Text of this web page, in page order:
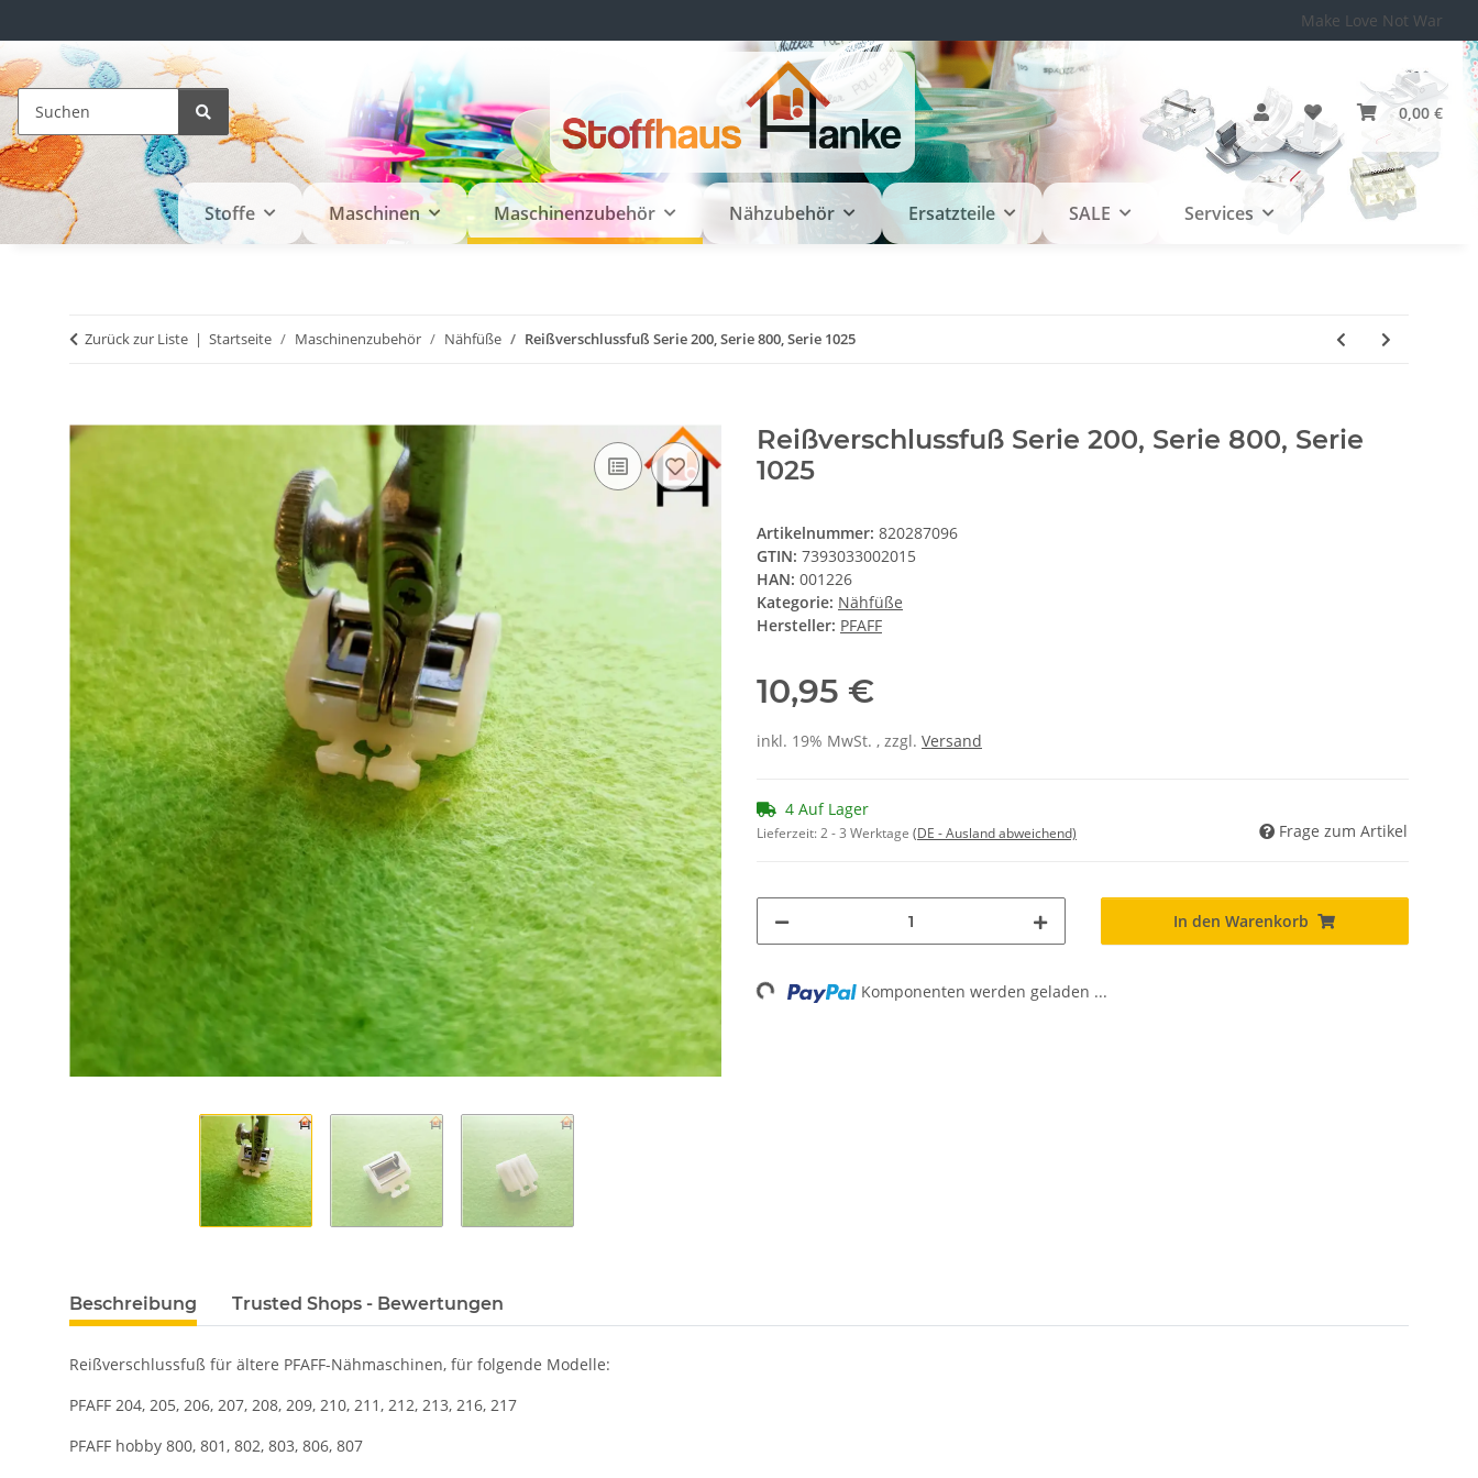
Make Love Not War
0,00 €
Stoffe Maschinen Maschinenzubehör Nähzubehör Ersatzteile SALE Services
Zurück zur Liste Startseite Maschinenzubehör Nähfüße Reißverschlussfuß Serie 200, Serie 800, Serie 1025
Reißverschlussfuß Serie 200, Serie 800, Serie
1025
Artikelnummer: 820287096
GTIN: 7393033002015
HAN: 001226
Kategorie: Nähfüße
Hersteller: PFAFF
10,95 €
inkl. 19% MwSt. , zzgl. Versand
4 Auf Lager
Lieferzeit:2 - 3 Werktage (DE - Ausland abweichend) Frage zum Artikel
In den Warenkorb
Loading... Komponenten werden geladen ...
Beschreibung Trusted Shops - Bewertungen
Reißverschlussfuß für ältere PFAFF-Nähmaschinen, für folgende Modelle:
PFAFF 204, 205, 206, 207, 208, 209, 210, 211, 212, 213, 216, 217
PFAFF hobby 800, 801, 802, 803, 806, 807